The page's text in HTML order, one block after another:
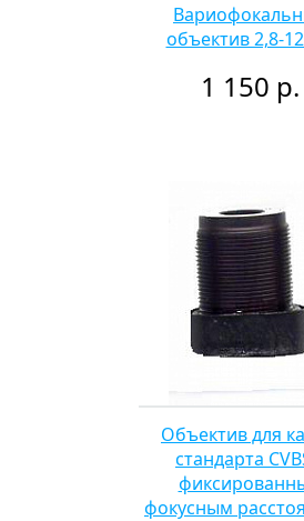
объектив 2,8-
1 150 р.
Объектив для
стандарта
фокусным